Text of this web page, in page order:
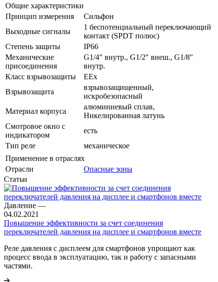
Общие характеристики
Принцип измерения
Сильфон
Выходные сигналы
1 беспотенциальный переключающий
контакт (SPDT полюс)
Степень защиты
IP66
Механические
присоединения
G1/4" внутр., G1/2" внеш., G1/8"
внутр.
Класс взрывозащиты
EEx
Взрывозащита
взрывозащищенный,
искробезопасный
Материал корпуса
алюминиевый сплав,
Никелированная латунь
Смотровое окно с
индикатором
есть
Тип реле
механическое
Применение в отраслях
Отрасли
Опасные зоны
Статьи
Давление —
04.02.2021
Повышение эффективности за счет соединения
переключателей давления на дисплее и смартфонов вместе
Реле давления с дисплеем для смартфонов упрощают как
процесс ввода в эксплуатацию, так и работу с запасными
частями.